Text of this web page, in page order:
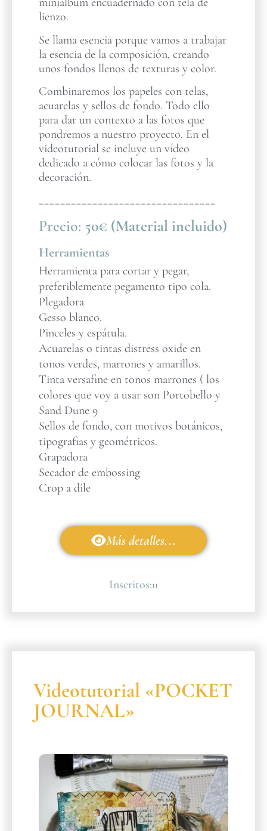
lienzo.
Se llama esencia porque vamos a trabajar
la esencia de la composición, creando
unos fondos llenos de texturas y color.
Combinaremos los papeles con telas,
acuarelas y sellos de fondo. Todo ello
para dar un contexto a las fotos que
pondremos a nuestro proyecto. En el
videotutorial se incluye un vídeo
dedicado a cómo colocar las fotos y la
decoración.
_________________________________
Precio: 50€ (Material incluido)
Herramientas
Herramienta para cortar y pegar,
preferiblemente pegamento tipo cola.
Plegadora
Gesso blanco.
Pinceles y espátula.
Acuarelas o tintas distress oxide en
tonos verdes, marrones y amarillos.
Tinta versafine en tonos marrones ( los
colores que voy a usar son Portobello y
Sand Dune 9
Sellos de fondo, con motivos botánicos,
tipografias y geométricos.
Grapadora
Secador de embossing
Crop a dile
Más detalles...
Inscritos:11
Videotutorial «POCKET
JOURNAL»